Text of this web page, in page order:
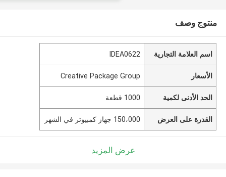
منتوج وصف
اسم العلامة التجارية IDEA0622
الأسعار Creative Package Group
الحد الأدنى لكمية 1000 قطعة
القدرة على العرض 150،000 جهاز كمبيوتر في الشهر
عرض المزيد